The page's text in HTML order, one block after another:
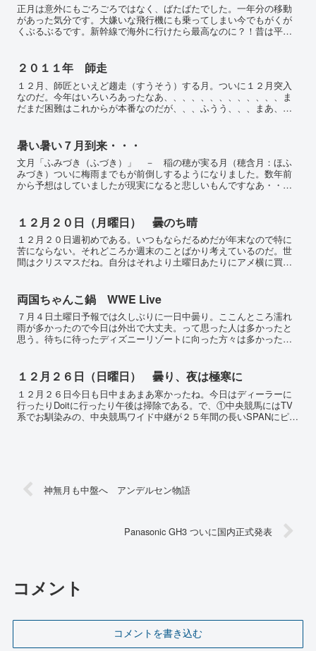
正月は意外にもごろごろではなく、ばたばたでした。一年分の移動
があった気分です。大嫌いな飛行機にも乗ってしまい今でもがくが
くぶるぶるです。新幹線で海外に行けたら最高なのに？！昔は平気
２０１１年 師走
１２月、師匠といえど趨走（すうそう）する月。ついに１２月突入
なのだ。今年はいろいろあったなあ、、、、、、、、、、、、、ま
だまだ困難はこれからが本番なのだが、、、ふうう、、、まあ、一
暑い暑い７月到来・・・
文月「ふみづき（ふづき）」 － 稲の穂が実る月（穂含月：ほふ
みづき）ついに梅雨までもが前倒しするようになりました。数年前
から予想はしていましたが現実になると悲しいもんですなあ・・・
１２月２０日（月曜日） 曇のち晴
１２月２０日週初めである。いつもならだるめだが年末なので特に
苦にならない。それどころか週末のことばかり考えているのだ。世
間はクリスマスだね。自分はそれより土曜日あたりにアメ横に買出
両国ちゃんこ鍋 WWE Live
７月４日土曜日予報では久しぶりに一日中曇り。ここんところ濡れ
雨が多かったので今日は外出で大丈夫。って思った人は多かったと
思う。待ちに待ったディズニーリゾートに向った方々は多かったん
１２月２６日（日曜日） 曇り、夜は極寒に
１２月２６日今日も日中まあまあ寒かったね。今日はディーラーに
行ったりDoitに行ったり午後は掃除である。で、①中央競馬にはTV
系でお馴染みの、中央競馬ワイド中継が２５年間の長いSPANにピリ
神無月も中盤へ アンデルセン物語
Panasonic GH3 ついに国内正式発表
コメント
コメントを書き込む